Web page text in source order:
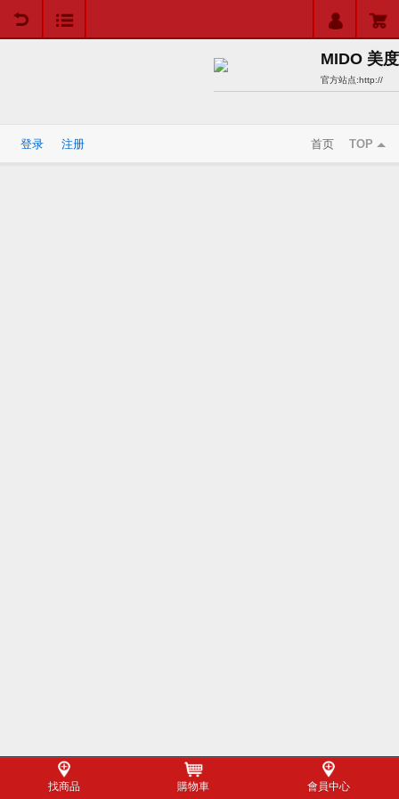
MIDO 美度
官方站点:http://
登录 注册 首页 TOP
找商品 購物車 會員中心